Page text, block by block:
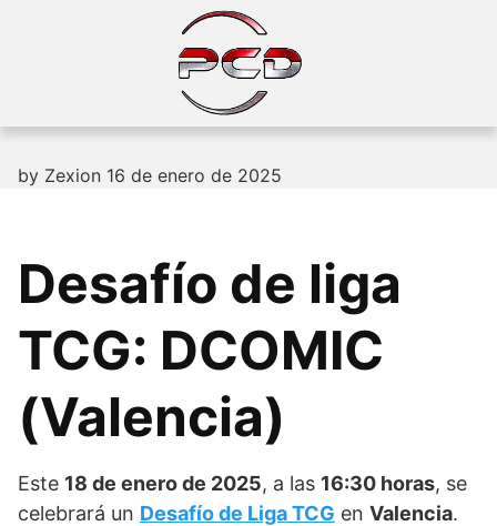
by Zexion 16 de enero de 2025
Desafío de liga
TCG: DCOMIC
(Valencia)
Este 18 de enero de 2025, a las 16:30 horas, se
celebrará un Desafío de Liga TCG en Valencia.